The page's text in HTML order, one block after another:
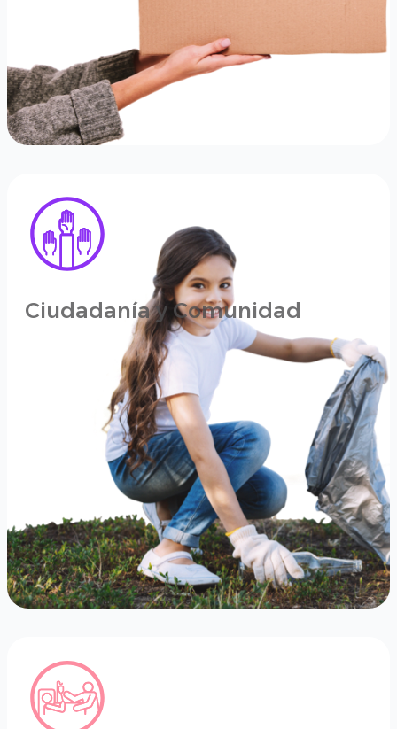
Ciudadanía y Comunidad